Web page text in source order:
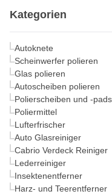
Kategorien
Autoknete
Scheinwerfer polieren
Glas polieren
Autoscheiben polieren
Polierscheiben und -pads
Poliermittel
Lufterfrischer
Auto Glasreiniger
Cabrio Verdeck Reiniger
Lederreiniger
Insektenentferner
Harz- und Teerentferner